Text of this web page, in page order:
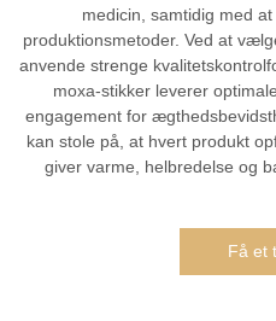
medicin, samtidig med
produktionsmetoder. Ved at
anvende strenge
moxa-stikker leverer
engagement for
kan stole på, at hvert produkt
giver varme, helbredelse og
Få et